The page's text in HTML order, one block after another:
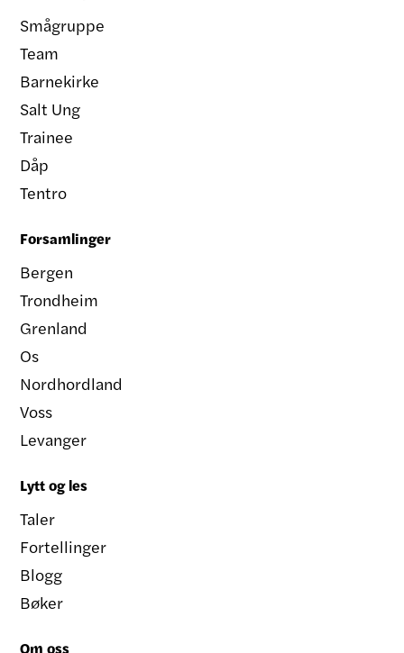
Smågruppe
Team
Barnekirke
Salt Ung
Trainee
Dåp
Tentro
Forsamlinger
Bergen
Trondheim
Grenland
Os
Nordhordland
Voss
Levanger
Lytt og les
Taler
Fortellinger
Blogg
Bøker
Om oss